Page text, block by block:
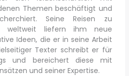
Themen beschäftigt und
Seine Reisen zu
weltweit liefern ihm neue
Ideen, die er in seine Arbeit
Texter schreibt er für
und bereichert diese mit
und seiner Expertise.